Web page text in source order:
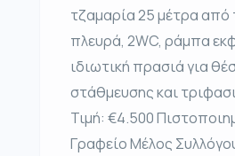
τζαμαρία 25 μέτρα από
πλευρά, 2WC, ράμπα
ιδιωτική πρασιά για
στάθμευσης και
Τιμή: €4.500
Γραφείο Μέλος